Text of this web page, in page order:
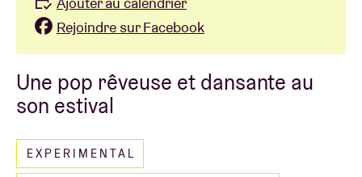
Une pop rêveuse et dansante au
son estival
EXPERIMENTAL
Rejoindre sur Facebook